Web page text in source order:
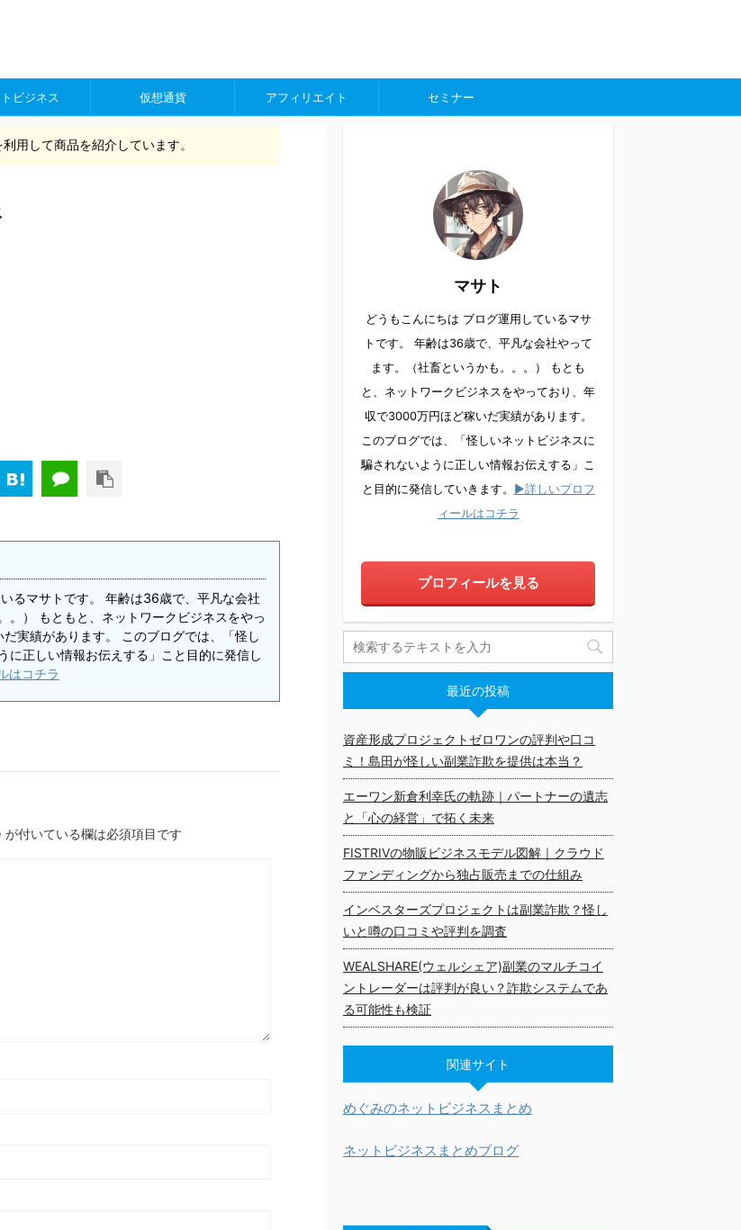
ビジネス 仮想通貨 アフィリエイト セミナー
用して商品を紹介しています。
るマサトです。 年齢は36歳で、平凡な会社
。） もともと、ネットワークビジネスをやっ
実績があります。 このブログでは、「怪し
に正しい情報お伝えする」こと目的に発信し
はコチラ
が付いている欄は必須項目です
マサト
どうもこんにちは ブログ運用しているマサ
トです。 年齢は36歳で、平凡な会社やって
ます。（社畜というかも。。。） もとも
と、ネットワークビジネスをやっており、年
収で3000万円ほど稼いだ実績があります。
このブログでは、「怪しいネットビジネスに
騙されないように正しい情報お伝えする」こ
と目的に発信していきます。
▶詳しいプロフ
ィールはコチラ
プロフィールを見る
最近の投稿
資産形成プロジェクトゼロワンの評判や口コ
ミ！島田が怪しい副業詐欺を提供は本当？
エーワン新倉利幸氏の軌跡｜パートナーの遺志
と「心の経営」で拓く未来
FISTRIVの物販ビジネスモデル図解｜クラウド
ファンディングから独占販売までの仕組み
インベスターズプロジェクトは副業詐欺？怪し
いと噂の口コミや評判を調査
WEALSHARE(ウェルシェア)副業のマルチコイ
ントレーダーは評判が良い？詐欺システムであ
る可能性も検証
関連サイト
めぐみのネットビジネスまとめ
ネットビジネスまとめブログ